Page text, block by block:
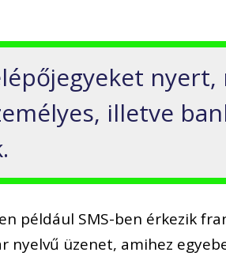
nyert,
illetve
például SMS-ben érkezik
nyelvű üzenet, amihez